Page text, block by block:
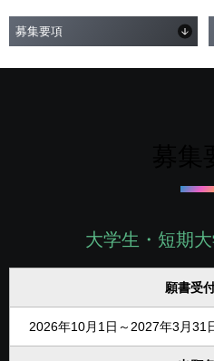
募集要項
大学生・短期
願書受
2026年10月1日～2027年3月31